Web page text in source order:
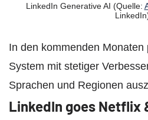
LinkedIn Generative AI (Quelle:
In den kommenden
System mit stetiger
Sprachen und Regionen
LinkedIn goes Netflix